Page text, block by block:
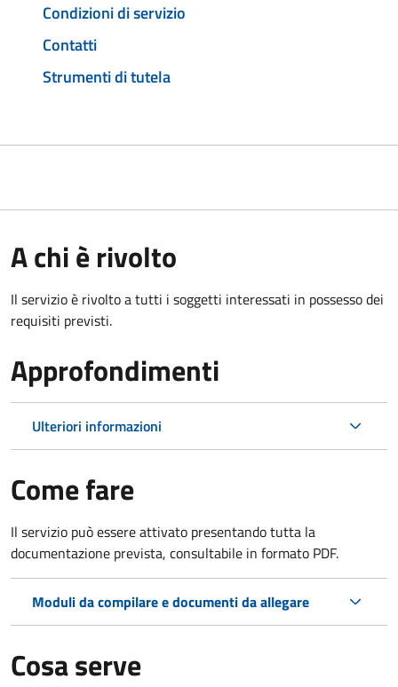
Condizioni di servizio
Contatti
Strumenti di tutela
A chi è rivolto
Il servizio è rivolto a tutti i soggetti interessati in possesso dei
requisiti previsti.
Approfondimenti
Ulteriori informazioni
Come fare
Il servizio può essere attivato presentando tutta la
documentazione prevista, consultabile in formato PDF.
Moduli da compilare e documenti da allegare
Cosa serve